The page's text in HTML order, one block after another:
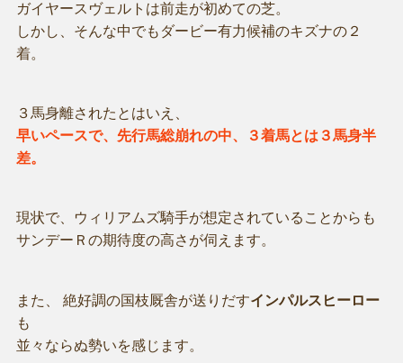
ガイヤースヴェルトは前走が初めての芝。
しかし、そんな中でもダービー有力候補のキズナの２
着。
３馬身離されたとはいえ、
早いペースで、先行馬総崩れの中、３着馬とは３馬身半
差。
現状で、ウィリアムズ騎手が想定されていることからも
サンデーＲの期待度の高さが伺えます。
また、 絶好調の国枝厩舎が送りだすインパルスヒーロー
も
並々ならぬ勢いを感じます。